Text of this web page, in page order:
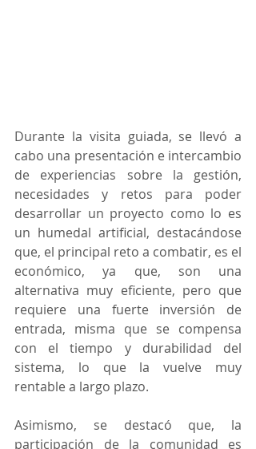
Durante la visita guiada, se llevó a
cabo una presentación e intercambio
de experiencias sobre la gestión,
necesidades y retos para poder
desarrollar un proyecto como lo es
un humedal artificial, destacándose
que, el principal reto a combatir, es el
económico, ya que, son una
alternativa muy eficiente, pero que
requiere una fuerte inversión de
entrada, misma que se compensa
con el tiempo y durabilidad del
sistema, lo que la vuelve muy
rentable a largo plazo.
Asimismo, se destacó que, la
participación de la comunidad es